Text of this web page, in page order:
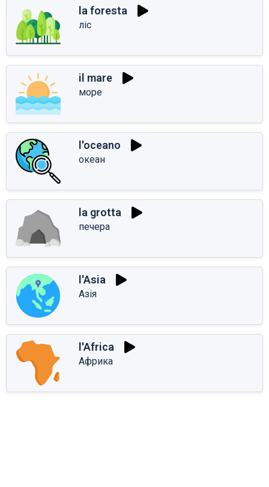
la foresta
ліс
il mare
море
l'oceano
океан
la grotta
печера
l'Asia
Азія
l'Africa
Африка